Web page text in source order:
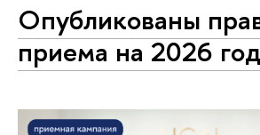
Опубликованы
приема на 2026 год